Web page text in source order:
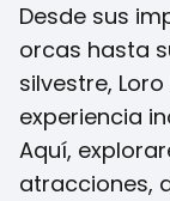
Desde sus
orcas hasta
silvestre,
experiencia
Aquí,
atracciones,